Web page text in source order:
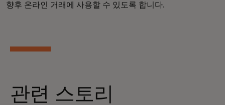
향후 온라인 거래에 사용할 수 있도록 합니다.
관련 스토리